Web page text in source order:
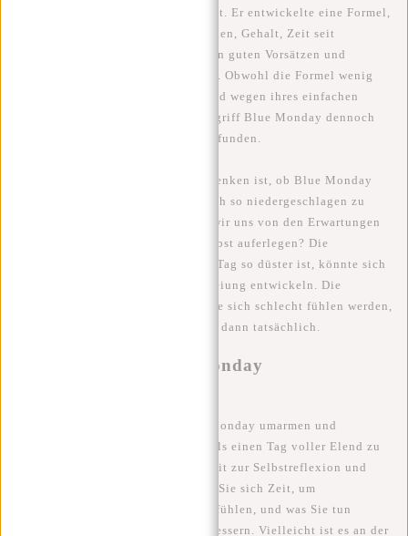
Psychologen Cliff Arnall vorgestellt. Er entwickelte eine Formel,
die Faktoren wie das Wetter, Schulden, Gehalt, Zeit seit
Weihnachten, Zeit seit gescheiterten guten Vorsätzen und
Motivationsniveau berücksichtigte. Obwohl die Formel wenig
wissenschaftliche Grundlage hat und wegen ihres einfachen
Ansatzes kritisiert wird, hat der Begriff Blue Monday dennoch
seinen Weg in die Populärkultur gefunden.
Ein interessanter Punkt zum Nachdenken ist, ob Blue Monday
tatsächlich ein echter Grund ist, sich so niedergeschlagen zu
fühlen. Könnte es nicht sein, dass wir uns von den Erwartungen
beeinflussen lassen, die wir uns selbst auferlegen? Die
Vorstellung, dass dieser bestimmte Tag so düster ist, könnte sich
zu einer selbsterfüllenden Prophezeiung entwickeln. Die
Menschen gehen davon aus, dass sie sich schlecht fühlen werden,
und dieses Gefühl manifestiert sich dann tatsächlich.
Wie können wir Blue Monday
Schauen wir uns an, wie wir Blue Monday umarmen und
transformieren können. Anstatt es als einen Tag voller Elend zu
sehen, können wir es als Gelegenheit zur Selbstreflexion und
Selbstfürsorge betrachten. Nehmen Sie sich Zeit, um
herauszufinden, warum Sie sich so fühlen, und was Sie tun
können, um Ihre Stimmung zu verbessern. Vielleicht ist es an der